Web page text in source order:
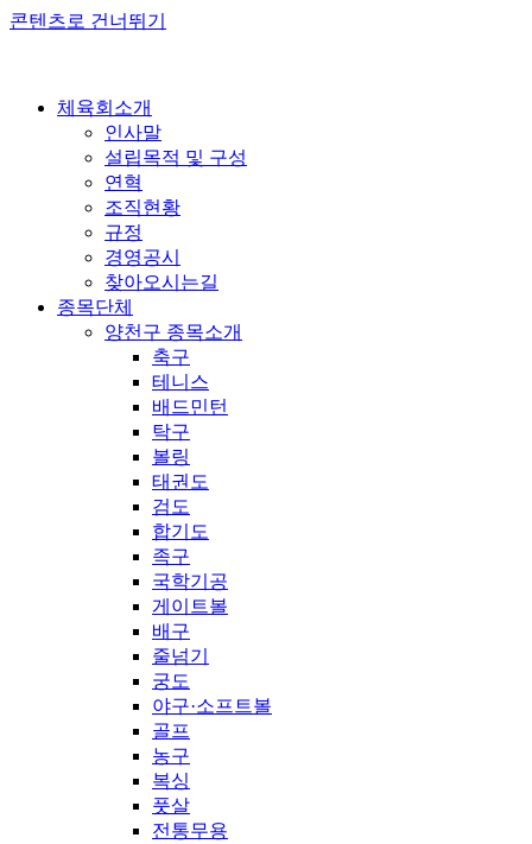
콘텐츠로 건너뛰기
체육회소개
인사말
설립목적 및 구성
연혁
조직현황
규정
경영공시
찾아오시는길
종목단체
양천구 종목소개
축구
테니스
배드민턴
탁구
볼링
태권도
검도
합기도
족구
국학기공
게이트볼
배구
줄넘기
궁도
야구·소프트볼
골프
농구
복싱
풋살
전통무용